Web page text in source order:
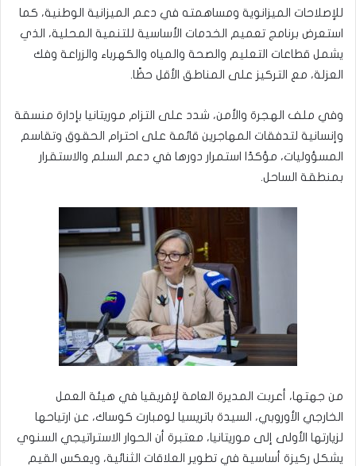
للإصلاحات الميزانوية ومساهمته في دعم الميزانية الوطنية، كما
استعرض برنامج تعميم الخدمات الأساسية للتنمية المحلية، الذي
يشمل قطاعات التعليم والصحة والمياه والكهرباء والزراعة وفك
العزلة، مع التركيز على المناطق الأقل حظًا.
وفي ملف الهجرة والأمن، شدد على التزام موريتانيا بإدارة منسقة
وإنسانية لتدفقات المهاجرين قائمة على احترام الحقوق وتقاسم
المسؤوليات، مؤكدًا استمرار دورها في دعم السلم والاستقرار
بمنطقة الساحل.
من جهتها، أعربت المديرة العامة لإفريقيا في هيئة العمل
الخارجي الأوروبي، السيدة باتريسيا لومبارت كوساك، عن ارتياحها
لزيارتها الأولى إلى موريتانيا، معتبرة أن الحوار الاستراتيجي السنوي
يشكل ركيزة أساسية في تطوير العلاقات الثنائية، ويعكس القيم